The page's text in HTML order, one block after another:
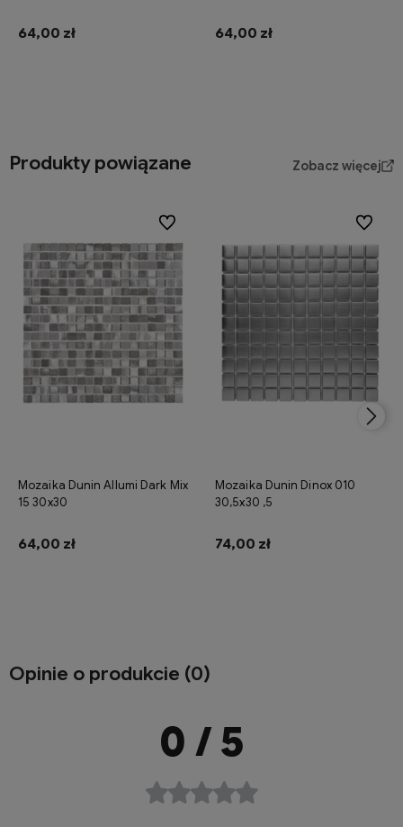
64,00 zł 64,00 zł
Produkty powiązane Zobacz więcej
Mozaika Dunin Allumi Dark Mix
15 30x30
64,00 zł
Do ulubionych
Mozaika Dunin Dinox 010
30,5x30 ,5
74,00 zł
Do
Opinie o produkcie (0)
0 / 5